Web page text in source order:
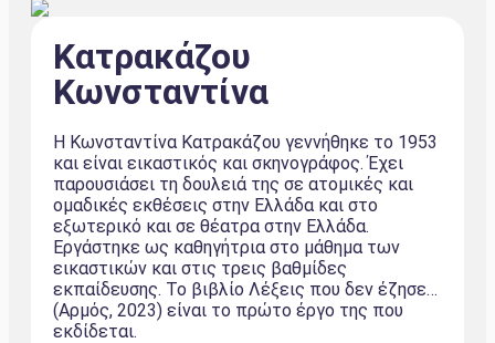
Κατρακάζου
Κωνσταντίνα
Η Κωνσταντίνα Κατρακάζου γεννήθηκε το 1953
και είναι εικαστικός και σκηνογράφος. Έχει
παρουσιάσει τη δουλειά της σε ατομικές και
ομαδικές εκθέσεις στην Ελλάδα και στο
εξωτερικό και σε θέατρα στην Ελλάδα.
Εργάστηκε ως καθηγήτρια στο μάθημα των
εικαστικών και στις τρεις βαθμίδες
εκπαίδευσης. Το βιβλίο Λέξεις που δεν έζησε…
(Αρμός, 2023) είναι το πρώτο έργο της που
εκδίδεται.